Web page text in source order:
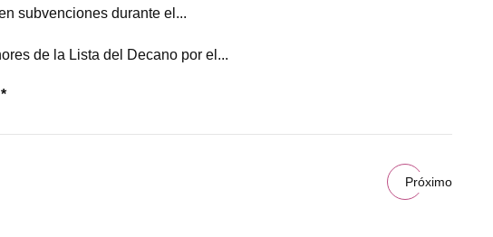
subvenciones durante el...
de la Lista del Decano por el...
Próximo